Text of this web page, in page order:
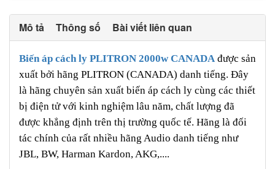
Mô tả Thông số Bài viết liên quan
Biến áp cách ly PLITRON 2000w CANADA được sản
xuất bởi hãng PLITRON (CANADA) danh tiếng. Đây
là hãng chuyên sản xuất biến áp cách ly cùng các thiết
bị điện tử với kinh nghiệm lâu năm, chất lượng đã
được khẳng định trên thị trường quốc tế. Hãng là đối
tác chính của rất nhiều hãng Audio danh tiếng như
JBL, BW, Harman Kardon, AKG,....